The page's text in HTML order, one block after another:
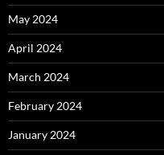
May 2024
April 2024
March 2024
February 2024
January 2024